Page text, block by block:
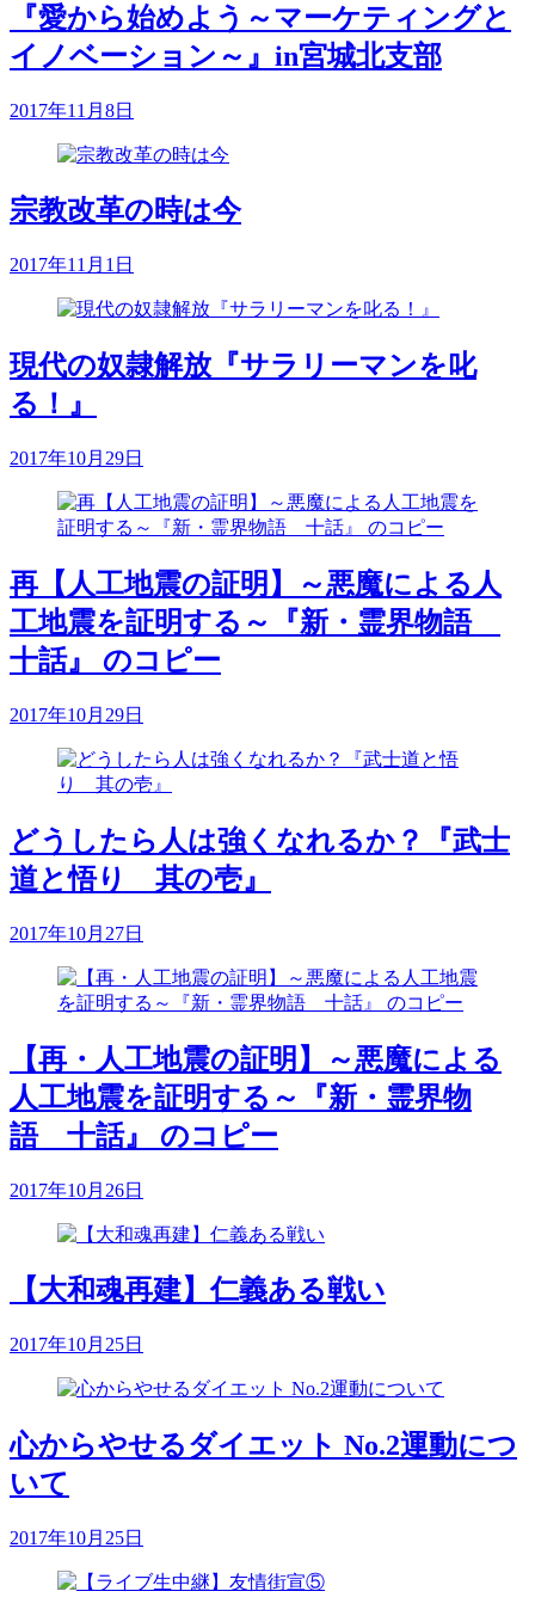
『愛から始めよう～マーケティングと
イノベーション～』in宮城北支部
2017年11月8日
宗教改革の時は今
2017年11月1日
現代の奴隷解放『サラリーマンを叱
る！』
2017年10月29日
再【人工地震の証明】～悪魔による人
工地震を証明する～『新・霊界物語
十話』 のコピー
2017年10月29日
どうしたら人は強くなれるか？『武士
道と悟り 其の壱』
2017年10月27日
【再・人工地震の証明】～悪魔による
人工地震を証明する～『新・霊界物
語 十話』 のコピー
2017年10月26日
【大和魂再建】仁義ある戦い
2017年10月25日
心からやせるダイエット No.2運動につ
いて
2017年10月25日